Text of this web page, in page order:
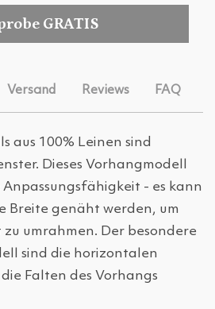
GRATIS
Versand Reviews FAQ
aus 100% Leinen sind
Dieses Vorhangmodell
Anpassungsfähigkeit - es kann
Breite genäht werden, um
zu umrahmen. Der besondere
sind die horizontalen
Falten des Vorhangs